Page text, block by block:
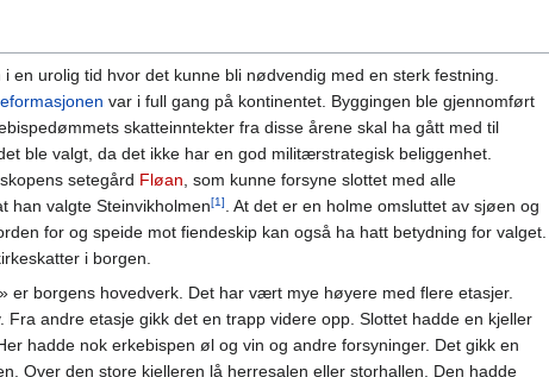
en urolig tid hvor det kunne bli nødvendig med en sterk festning.
var i full gang på kontinentet. Byggingen ble gjennomført
skatteinntekter fra disse årene skal ha gått med til
ble valgt, da det ikke har en god militærstrategisk beliggenhet.
setegård Fløan, som kunne forsyne slottet med alle
han valgte Steinvikholmen[1]. At det er en holme omsluttet av sjøen og
for og speide mot fiendeskip kan også ha hatt betydning for valget.
i borgen.
er borgens hovedverk. Det har vært mye høyere med flere etasjer.
Fra andre etasje gikk det en trapp videre opp. Slottet hadde en kjeller
hadde nok erkebispen øl og vin og andre forsyninger. Det gikk en
Over den store kjelleren lå herresalen eller storhallen. Den hadde